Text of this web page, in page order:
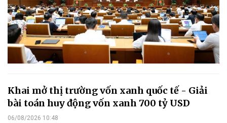
Khai mở thị trường vốn xanh quốc tế - Giải
bài toán huy động vốn xanh 700 tỷ USD
06/08/2026 10:48